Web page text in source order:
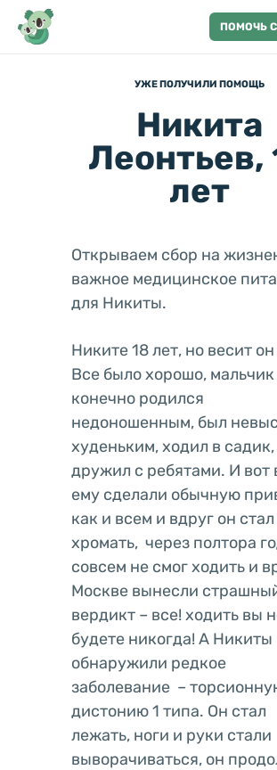
ПОМОЧЬ
УЖЕ ПОЛУЧИЛИ ПОМОЩЬ
Никита
Леонтьев,
лет
Открываем сбор на
важное медицинское
для Никиты.
Никите 18 лет, но весит он
Все было хорошо, мальчик
конечно родился
недоношенным, был
худеньким, ходил в садик,
дружил с ребятами. И вот
ему сделали обычную
как и всем и вдруг он стал
хромать, через полтора
совсем не смог ходить и
Москве вынесли
вердикт – все! ходить вы
будете никогда! А Никиты
обнаружили редкое
заболевание –
дистонию 1 типа. Он стал
лежать, ноги и руки стали
выворачиваться, он